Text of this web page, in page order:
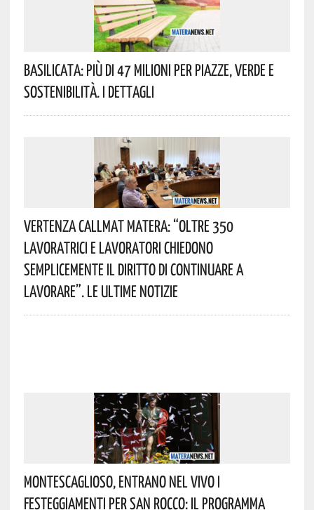
Basilicata: Più Di 47 Milioni Per Piazze, Verde E
Sostenibilità. I Dettagli
Vertenza CallMat Matera: “Oltre 350
Lavoratrici E Lavoratori Chiedono
Semplicemente Il Diritto Di Continuare A
Lavorare”. Le Ultime Notizie
Montescaglioso, Entrano Nel Vivo I
Festeggiamenti Per San Rocco: Il Programma